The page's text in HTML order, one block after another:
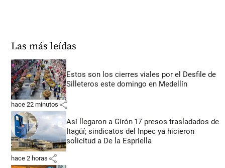
Las más leídas
Estos son los cierres viales por el Desfile de
Silleteros este domingo en Medellín
hace 22 minutos share
Así llegaron a Girón 17 presos trasladados de
Itagüí; sindicatos del Inpec ya hicieron
solicitud a De la Espriella
hace 2 horas share